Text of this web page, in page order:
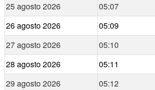
25 agosto 2026
05:07
26 agosto 2026
05:09
27 agosto 2026
05:10
28 agosto 2026
05:11
29 agosto 2026
05:12